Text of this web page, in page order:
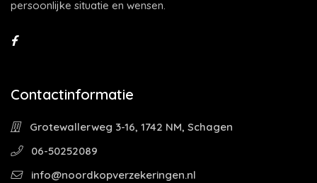
persoonlijke situatie en wensen.
Contactinformatie
Grotewallerweg 3-16, 1742 NM, Schagen
06-50252089
info@noordkopverzekeringen.nl